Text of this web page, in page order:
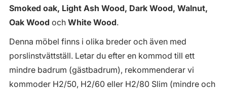
Smoked oak, Light Ash Wood, Dark Wood, Walnut,
Oak Wood och White Wood.
Denna möbel finns i olika breder och även med
porslinstvättställ. Letar du efter en kommod till ett
mindre badrum (gästbadrum), rekommenderar vi
kommoder H2/50, H2/60 eller H2/80 Slim (mindre och